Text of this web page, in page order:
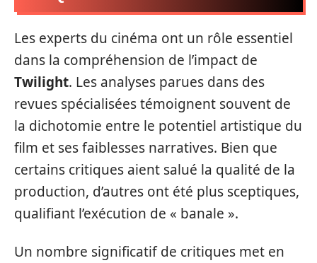
Les experts du cinéma ont un rôle essentiel
dans la compréhension de l’impact de
Twilight. Les analyses parues dans des
revues spécialisées témoignent souvent de
la dichotomie entre le potentiel artistique du
film et ses faiblesses narratives. Bien que
certains critiques aient salué la qualité de la
production, d’autres ont été plus sceptiques,
qualifiant l’exécution de « banale ».
Un nombre significatif de critiques met en